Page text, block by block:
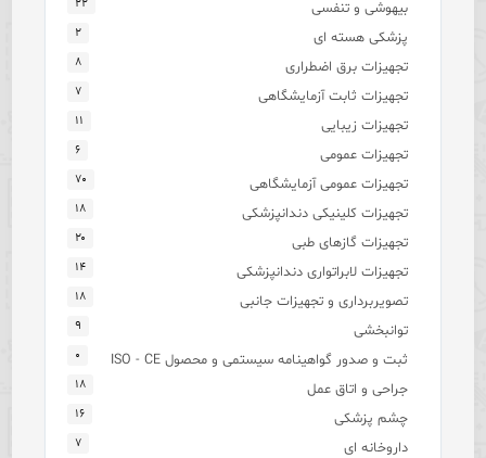
بیهوشی و تنفسی ۲۲
پزشکی هسته ای ۲
تجهیزات برق اضطراری ۸
تجهیزات ثابت آزمایشگاهی ۷
تجهیزات زیبایی ۱۱
تجهیزات عمومی ۶
تجهیزات عمومی آزمایشگاهی ۷۰
تجهیزات کلینیکی دندانپزشکی ۱۸
تجهیزات گازهای طبی ۲۰
تجهیزات لابراتواری دندانپزشکی ۱۴
تصویربرداری و تجهیزات جانبی ۱۸
توانبخشی ۹
ثبت و صدور گواهینامه سیستمی و محصول ISO - CE ۰
جراحی و اتاق عمل ۱۸
چشم پزشکی ۱۶
داروخانه ای ۷